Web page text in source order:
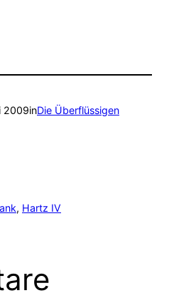
2009inDie Überflüssigen
, Hartz IV